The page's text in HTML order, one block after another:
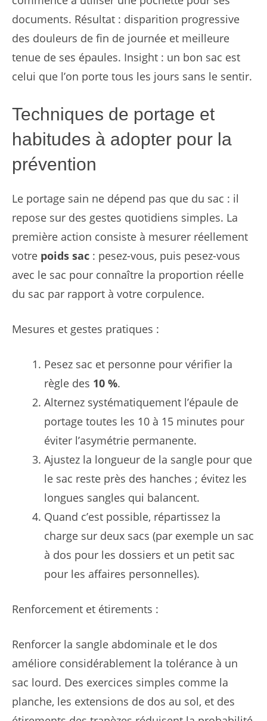
documents. Résultat : disparition progressive
des douleurs de fin de journée et meilleure
tenue de ses épaules. Insight : un bon sac est
celui que l’on porte tous les jours sans le sentir.
Techniques de portage et
habitudes à adopter pour la
prévention
Le portage sain ne dépend pas que du sac : il
repose sur des gestes quotidiens simples. La
première action consiste à mesurer réellement
votre poids sac : pesez-vous, puis pesez-vous
avec le sac pour connaître la proportion réelle
du sac par rapport à votre corpulence.
Mesures et gestes pratiques :
Pesez sac et personne pour vérifier la
règle des 10 %.
Alternez systématiquement l’épaule de
portage toutes les 10 à 15 minutes pour
éviter l’asymétrie permanente.
Ajustez la longueur de la sangle pour que
le sac reste près des hanches ; évitez les
longues sangles qui balancent.
Quand c’est possible, répartissez la
charge sur deux sacs (par exemple un sac
à dos pour les dossiers et un petit sac
pour les affaires personnelles).
Renforcement et étirements :
Renforcer la sangle abdominale et le dos
améliore considérablement la tolérance à un
sac lourd. Des exercices simples comme la
planche, les extensions de dos au sol, et des